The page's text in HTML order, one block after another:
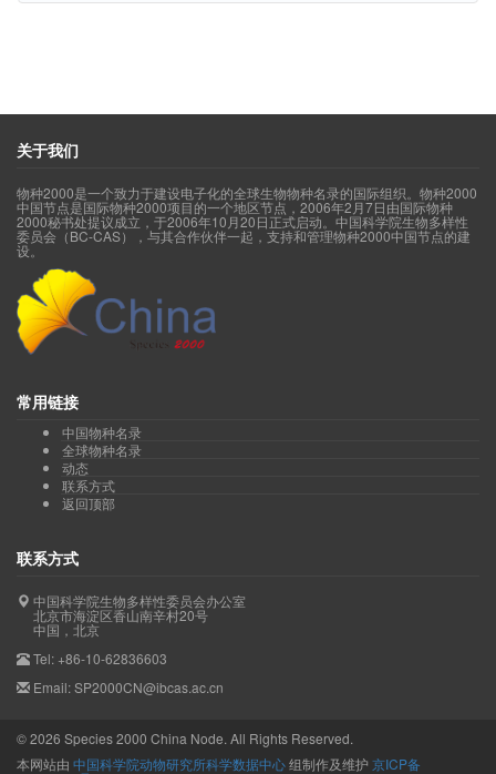
关于我们
物种2000是一个致力于建设电子化的全球生物物种名录的国际组织。物种2000
中国节点是国际物种2000项目的一个地区节点，2006年2月7日由国际物种
2000秘书处提议成立，于2006年10月20日正式启动。中国科学院生物多样性
委员会（BC-CAS），与其合作伙伴一起，支持和管理物种2000中国节点的建
设。
常用链接
中国物种名录
全球物种名录
动态
联系方式
返回顶部
联系方式
中国科学院生物多样性委员会办公室
北京市海淀区香山南辛村20号
中国，北京
Tel: +86-10-62836603
Email: SP2000CN@ibcas.ac.cn
©2026 Species 2000 China Node. All Rights Reserved.
本网站由 中国科学院动物研究所科学数据中心组制作及维护 京ICP备